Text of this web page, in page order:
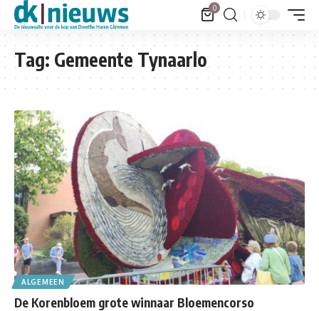
0
Tag: Gemeente Tynaarlo
ALGEMEEN
De Korenbloem grote winnaar Bloemencorso